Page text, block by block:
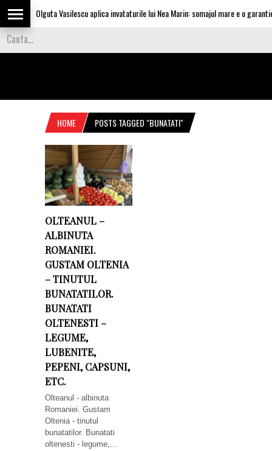
Olguta Vasilescu aplica invataturile lui Nea Marin: somajul mare e o
HOME POSTS TAGGED "BUNATATI"
OLTEANUL –
ALBINUTA
ROMANIEI.
GUSTAM OLTENIA
– TINUTUL
BUNATATILOR.
BUNATATI
OLTENESTI –
LEGUME,
LUBENITE,
PEPENI, CAPSUNI,
ETC.
Olteanul - albinuta
Romaniei. Gustam
Oltenia - tinutul
bunatatilor. Bunatati
oltenesti - legume,...